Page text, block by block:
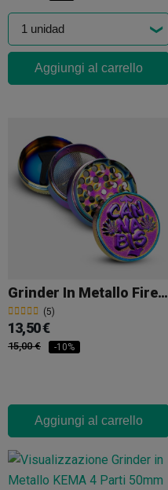
Aggiungi al carrello
Grinder In Metallo Fire Flow THC 50 Mm
(5)
13,50 €
15,00 € -10%
Aggiungi al carrello